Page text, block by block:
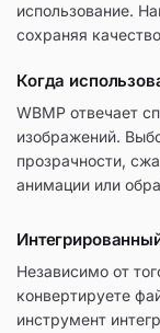
использование.
сохраняя
Когда
WBMP отвечает
изображений.
прозрачности,
анимации или
Независимо от
конвертируете
инструмент